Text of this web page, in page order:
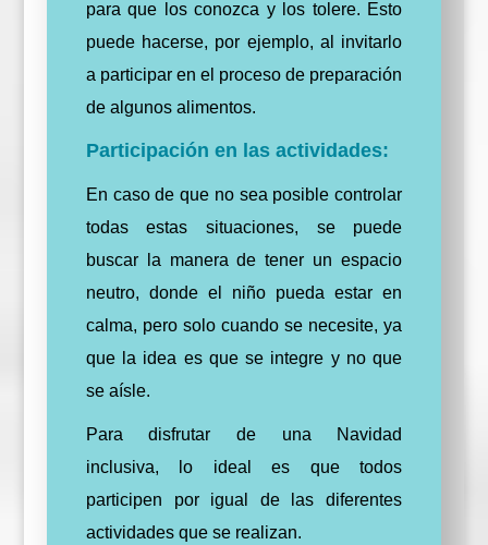
para que los conozca y los tolere. Esto
puede hacerse, por ejemplo, al invitarlo
a participar en el proceso de preparación
de algunos alimentos.
Participación en las actividades:
En caso de que no sea posible controlar
todas estas situaciones, se puede
buscar la manera de tener un espacio
neutro, donde el niño pueda estar en
calma, pero solo cuando se necesite, ya
que la idea es que se integre y no que
se aísle.
Para disfrutar de una Navidad
inclusiva,
lo ideal es que todos
participen por igual de las diferentes
actividades que se realizan.